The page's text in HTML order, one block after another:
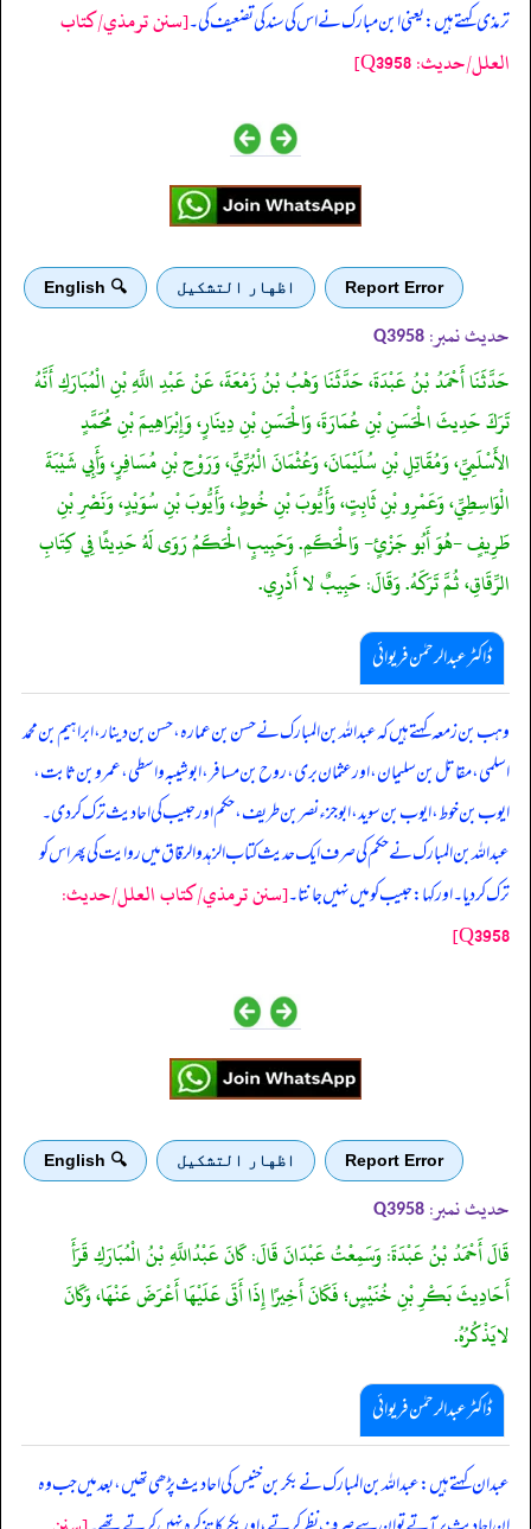
‏‏‏‏ ترمذی کہتے ہیں: یعنی ابن مبارک نے اس کی سند کی تضعیف کی۔[سنن ترمذي/کتاب
العلل/حدیث: Q3958]
Report Error اظهار التشكيل 🔍 English
حدیث نمبر: Q3958
حَدَّثَنَا أَحْمَدُ بْنُ عَبْدَةَ، حَدَّثَنَا وَهْبُ بْنُ زَمْعَةَ، عَنْ عَبْدِ اللَّهِ بْنِ الْمُبَارَكِ أَنَّهُ
تَرَكَ حَدِيثَ الْحَسَنِ بْنِ عُمَارَةَ، وَالْحَسَنِ بْنِ دِينَارٍ، وَإِبْرَاهِيمَ بْنِ مُحَمَّدٍ
الأَسْلَمِيِّ، وَمُقَاتِلِ بْنِ سُلَيْمَانَ، وَعُثْمَانَ الْبُرِّيِّ، وَرَوْحِ بْنِ مُسَافِرٍ، وَأَبِي شَيْبَةَ
الْوَاسِطِيِّ، وَعَمْرِو بْنِ ثَابِتٍ، وَأَيُّوبَ بْنِ خُوطٍ، وَأَيُّوبَ بْنِ سُوَيْدٍ، وَنَصْرِ بْنِ
طَرِيفٍ -هُوَ أَبُو جَزْئٍ- وَالْحَكَمِ. وَحَبِيبٍ الْحَكَمُ رَوَى لَهُ حَدِيثًا فِي كِتَابِ
الرِّقَاقِ، ثُمَّ تَرَكَهُ. وَقَالَ: حَبِيبٌ لا أَدْرِي.
ڈاکٹر عبدالرحمٰن فریوائی
‏‏‏‏ وہب بن زمعہ کہتے ہیں کہ عبداللہ بن المبارک نے حسن بن عمارہ، حسن بن دینار، ابراہیم بن محمد
اسلمی، مقاتل بن سلیمان، اور عثمان بری، روح بن مسافر، ابوشیبہ واسطی، عمرو بن ثابت،
ایوب بن خوط، ایوب بن سوید، ابوجزء نصر بن طریف، حکم اور حبیب کی احادیث ترک کر دی۔
عبداللہ بن المبارک نے حکم کی صرف ایک حدیث کتاب الزہد و الرقاق میں روایت کی پھر اس کو
ترک کر دیا۔ اور کہا: حبیب کو میں نہیں جانتا۔[سنن ترمذي/کتاب العلل/حدیث:
Q3958]
Report Error اظهار التشكيل 🔍 English
حدیث نمبر: Q3958
قَالَ أَحْمَدُ بْنُ عَبْدَةَ: وَسَمِعْتُ عَبْدَانَ قَالَ: كَانَ عَبْدُاللَّهِ بْنُ الْمُبَارَكِ قَرَأَ
أَحَادِيثَ بَكْرِ بْنِ خُنَيْسٍ؛ فَكَانَ أَخِيرًا إِذَا أَتَى عَلَيْهَا أَعْرَضَ عَنْهَا، وَكَانَ
لايَذْكُرُهُ.
ڈاکٹر عبدالرحمٰن فریوائی
‏‏‏‏ عبدان کہتے ہیں: عبداللہ بن المبارک نے بکر بن خنیس کی احادیث پڑھی تھیں، بعد میں جب وہ